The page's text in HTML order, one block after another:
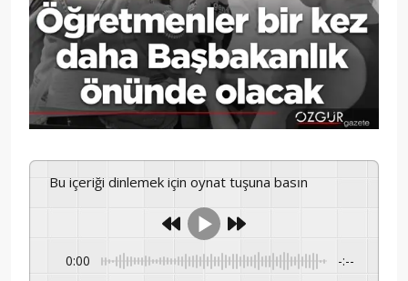
Bu içeriği dinlemek için oynat tuşuna basın
0:00 -:--